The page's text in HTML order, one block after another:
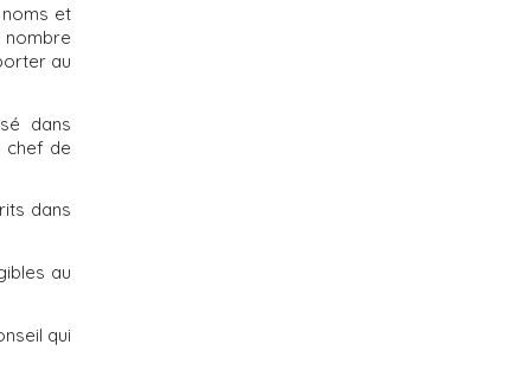
et
nombre
au
dans
chef de
dans
au
qui